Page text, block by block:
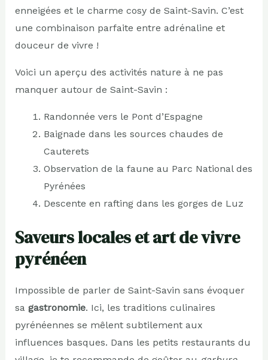
enneigées et le charme cosy de Saint-Savin. C’est
une combinaison parfaite entre adrénaline et
douceur de vivre !
Voici un aperçu des activités nature à ne pas
manquer autour de Saint-Savin :
Randonnée vers le Pont d’Espagne
Baignade dans les sources chaudes de
Cauterets
Observation de la faune au Parc National des
Pyrénées
Descente en rafting dans les gorges de Luz
Saveurs locales et art de vivre
pyrénéen
Impossible de parler de Saint-Savin sans évoquer
sa gastronomie. Ici, les traditions culinaires
pyrénéennes se mêlent subtilement aux
influences basques. Dans les petits restaurants du